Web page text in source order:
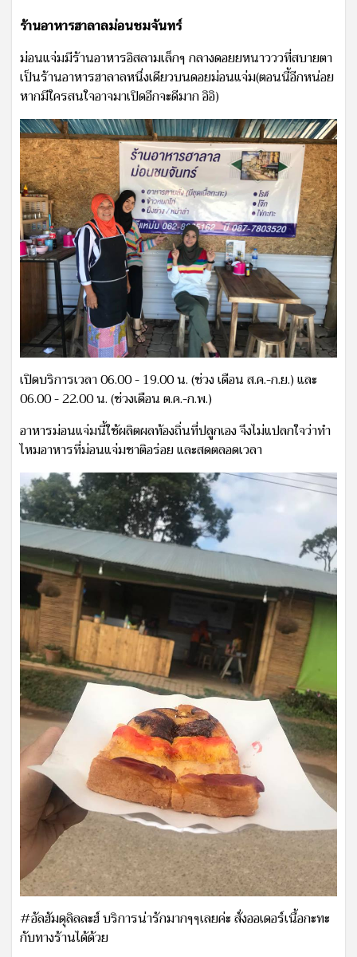
ร้านอาหารฮาลาลม่อนชมจันทร์
ม่อนแจ่มมีร้านอาหารอิสลามเล็กๆ กลางดอยยหนาวววที่สบายตา
เป็นร้านอาหารฮาลาลหนึ่งเดียวบนดอยม่อนแจ่ม(ตอนนี้อีกหน่อย
หากมีใครสนใจอาจมาเปิดอีกจะดีมาก อิอิ)
เปิดบริการเวลา 06.00 - 19.00 น. (ช่วง เดือน ส.ค.-ก.ย.) และ
06.00 - 22.00 น. (ช่วงเดือน ต.ค.-ก.พ.)
อาหารม่อนแจ่มนี้ใช้ผลิตผลท้องถิ่นที่ปลูกเอง จึงไม่แปลกใจว่าทำ
ไหมอาหารที่ม่อนแจ่มชาติอร่อย และสดตลอดเวลา
#อัลฮัมดุลิลละฮ์ บริการน่ารักมากๆๆเลยค่ะ สั่งออเดอร์เนื้อกะทะ
กับทางร้านได้ด้วย